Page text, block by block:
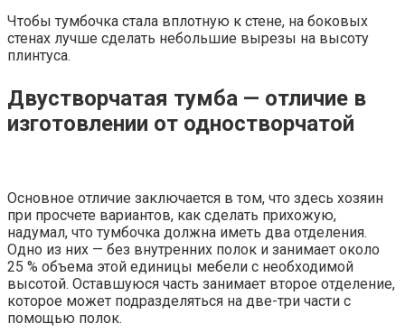
Чтобы тумбочка стала вплотную к стене, на боковых
стенах лучше сделать небольшие вырезы на высоту
плинтуса.
Двустворчатая тумба — отличие в
изготовлении от одностворчатой
Основное отличие заключается в том, что здесь хозяин
при просчете вариантов, как сделать прихожую,
надумал, что тумбочка должна иметь два отделения.
Одно из них — без внутренних полок и занимает около
25 % объема этой единицы мебели с необходимой
высотой. Оставшуюся часть занимает второе отделение,
которое может подразделяться на две-три части с
помощью полок.